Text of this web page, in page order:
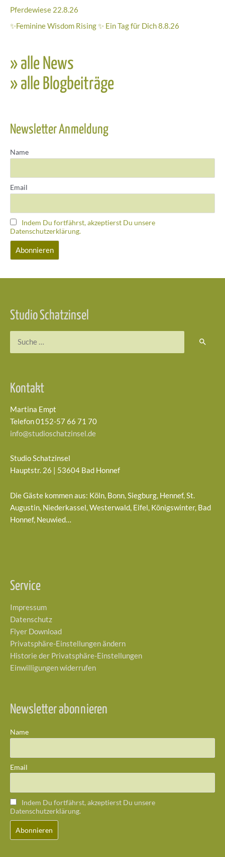
Pferdewiese 22.8.26
✨Feminine Wisdom Rising ✨ Ein Tag für Dich 8.8.26
» alle News
» alle Blogbeiträge
Newsletter Anmeldung
Name
Email
Indem Du fortfährst, akzeptierst Du unsere
Datenschutzerklärung.
Studio Schatzinsel
Kontakt
Martina Empt
Telefon 0152-57 66 71 70
info@studioschatzinsel.de
Studio Schatzinsel
Hauptstr. 26 | 53604 Bad Honnef
Die Gäste kommen aus: Köln, Bonn, Siegburg, Hennef, St.
Augustin, Niederkassel, Westerwald, Eifel, Königswinter, Bad
Honnef, Neuwied…
Service
Impressum
Datenschutz
Flyer Download
Privatsphäre-Einstellungen ändern
Historie der Privatsphäre-Einstellungen
Einwilligungen widerrufen
Newsletter abonnieren
Name
Email
Indem Du fortfährst, akzeptierst Du unsere
Datenschutzerklärung.